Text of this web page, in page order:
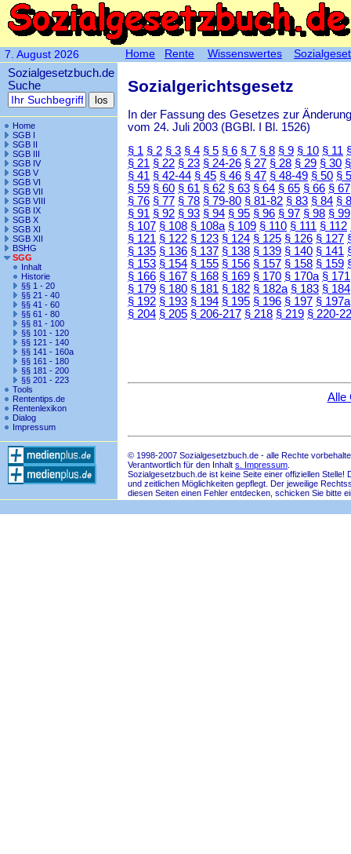
7. August 2026
Sozialgesetzbuch.de
Suche
Home
SGB I
SGB II
SGB III
SGB IV
SGB V
SGB VI
SGB VII
SGB VIII
SGB IX
SGB X
SGB XI
SGB XII
BSHG
SGG
Inhalt
Historie
§§ 1 - 20
§§ 21 - 40
§§ 41 - 60
§§ 61 - 80
§§ 81 - 100
§§ 101 - 120
§§ 121 - 140
§§ 141 - 160a
§§ 161 - 180
§§ 181 - 200
§§ 201 - 223
Tools
Rententips.de
Rentenlexikon
Dialog
Impressum
Sozialgerichtsgesetz
In der Fassung des Gesetzes zur
vom 24. Juli 2003 (BGBl. I Bl. 1526)
§ 1 § 2 § 3 § 4 § 5 § 6 § 7 § 8 § 9 § 10 § 11
§ 21 § 22 § 23 § 24-26 § 27 § 28 § 29 § 30
§ 41 § 42-44 § 45 § 46 § 47 § 48-49 § 50 §
§ 59 § 60 § 61 § 62 § 63 § 64 § 65 § 66 § 67
§ 76 § 77 § 78 § 79-80 § 81-82 § 83 § 84 §
§ 91 § 92 § 93 § 94 § 95 § 96 § 97 § 98 § 99
§ 107 § 108 § 108a § 109 § 110 § 111 § 112
§ 121 § 122 § 123 § 124 § 125 § 126 § 127
§ 135 § 136 § 137 § 138 § 139 § 140 § 141
§ 153 § 154 § 155 § 156 § 157 § 158 § 159
§ 166 § 167 § 168 § 169 § 170 § 170a § 171
§ 179 § 180 § 181 § 182 § 182a § 183 § 184
§ 192 § 193 § 194 § 195 § 196 § 197 § 197a
§ 204 § 205 § 206-217 § 218 § 219 § 220-
Alle
© 1998-2007 Sozialgesetzbuch.de - alle Rechte
Verantwortlich für den Inhalt s. Impressum
Sozialgesetzbuch.de ist keine Seite einer offiziellen
und zeitlichen Möglichkeiten gepflegt. Der jeweilige
diesen Seiten einen Fehler entdecken, schicken Sie bitte
Home Rente Wissenswertes